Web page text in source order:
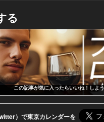
る
この記事が気に入ったらいいね！しよう
）で東京カレンダーを